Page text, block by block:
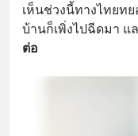
เห็นช่วงนี้ทางไทยท
บ้านก็เพิ่งไปฉีดมา แ
ต่อ